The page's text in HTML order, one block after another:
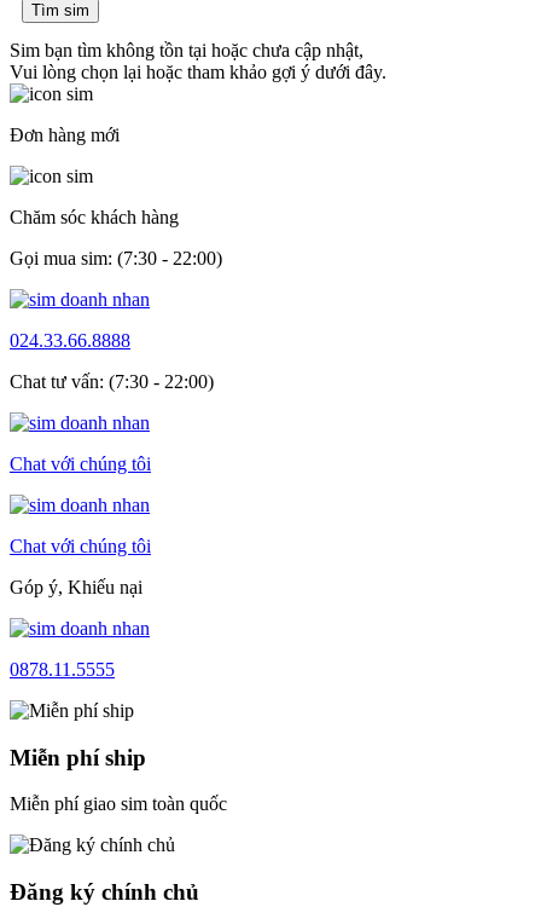
Tìm sim
Sim bạn tìm không tồn tại hoặc chưa cập nhật,
Vui lòng chọn lại hoặc tham khảo gợi ý dưới đây.
Đơn hàng mới
Chăm sóc khách hàng
Gọi mua sim: (7:30 - 22:00)
024.33.66.8888
Chat tư vấn: (7:30 - 22:00)
Chat với chúng tôi
Chat với chúng tôi
Góp ý, Khiếu nại
0878.11.5555
Miễn phí ship
Miễn phí giao sim toàn quốc
Đăng ký chính chủ